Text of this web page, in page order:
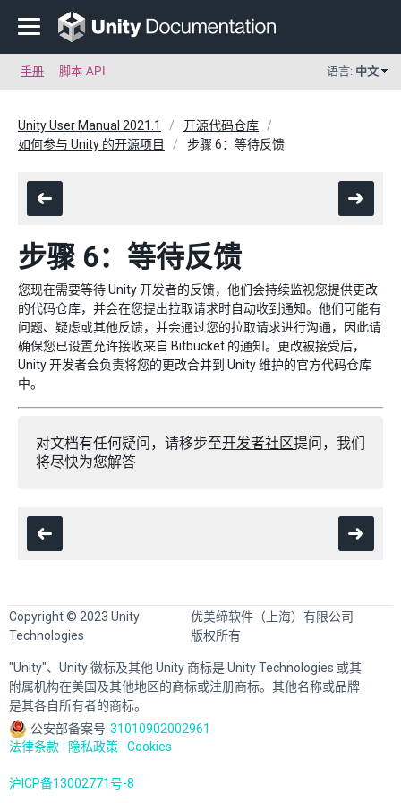
手册 脚本 API 语言: 中文
Unity User Manual 2021.1
开源代码仓库
如何参与 Unity 的开源项目
步骤 6：等待反馈
步骤 6：等待反馈
您现在需要等待 Unity 开发者的反馈，他们会持续监视您提供更改
的代码仓库，并会在您提出拉取请求时自动收到通知。他们可能有
问题、疑虑或其他反馈，并会通过您的拉取请求进行沟通，因此请
确保您已设置允许接收来自 Bitbucket 的通知。更改被接受后，
Unity 开发者会负责将您的更改合并到 Unity 维护的官方代码仓库
中。
对文档有任何疑问，请移步至开发者社区提问，我们
将尽快为您解答
Copyright © 2023 Unity
Technologies
优美缔软件（上海）有限公司
版权所有
"Unity"、Unity 徽标及其他 Unity 商标是 Unity Technologies 或其
附属机构在美国及其他地区的商标或注册商标。其他名称或品牌
是其各自所有者的商标。
公安部备案号:31010902002961
法律条款
隐私政策 Cookies
沪ICP备13002771号-8